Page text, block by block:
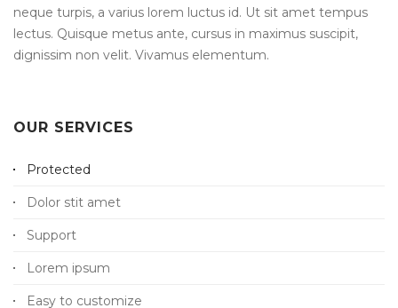
neque turpis, a varius lorem luctus id. Ut sit amet tempus
lectus. Quisque metus ante, cursus in maximus suscipit,
dignissim non velit. Vivamus elementum.
OUR SERVICES
Protected
Dolor stit amet
Support
Lorem ipsum
Easy to customize